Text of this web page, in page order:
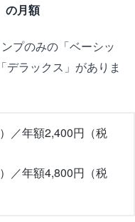
の月額
プのみの「ベーシッ
デラックス」がありま
／年額2,400円（税
／年額4,800円（税